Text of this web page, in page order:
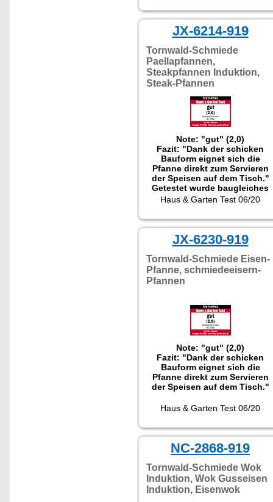
oder einfach nur
Bratkartoffeln gelangen
perfekt, da die
Wärmeverteilung der Pfanne
wirklich ideal ist. Die Gerichte
sind im Handumdrehen
gemacht. Variieren Sie
Zutaten, die gerade zuhause
vorrätig sind, würzen diese
und zaubern Sie mit der
Pfannen neue, individuelle
Gerichte!"
JX-6214-919
Tornwald-Schmiede
Paellapfannen,
Steakpfannen Induktion,
Steak-Pfannen
Note: "gut" (2,0)
Fazit: "Dank der schicken
Bauform eignet sich die
Pfanne direkt zum Servieren
der Speisen auf dem Tisch."
Getestet wurde baugleiches
Modell NC-2388.
Haus & Garten Test 06/20
JX-6230-919
Tornwald-Schmiede Eisen-
Pfanne, schmiedeeisern-
Pfannen
Note: "gut" (2,0)
Fazit: "Dank der schicken
Bauform eignet sich die
Pfanne direkt zum Servieren
der Speisen auf dem Tisch."
Haus & Garten Test 06/20
NC-2868-919
Tornwald-Schmiede Wok
Induktion, Wok Gusseisen
Induktion, Eisenwok